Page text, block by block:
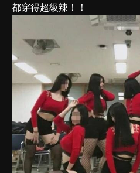
都穿得超級辣！！